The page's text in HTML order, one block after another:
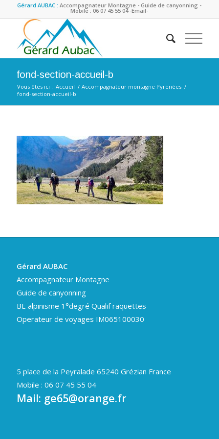
Gérard AUBAC :Accompagnateur Montagne - Guide de canyonning -
Mobile : 06 07 45 55 04 -Email-
fond-section-accueil-b
Vous êtes ici : Accueil / Accompagnateur montagne Pyrénées /
fond-section-accueil-b
Gérard AUBAC
Accompagnateur Montagne
Guide de canyonning
BE alpinisme 1°degré Qualif raquettes
Operateur de voyages IM065100030
5 place de la Peyralade 65240 Grézian France
Mobile : 06 07 45 55 04
Mail: ge65@orange.fr